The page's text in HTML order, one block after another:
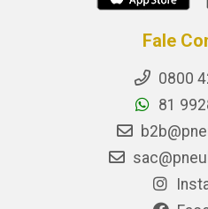
Fale
0800
81